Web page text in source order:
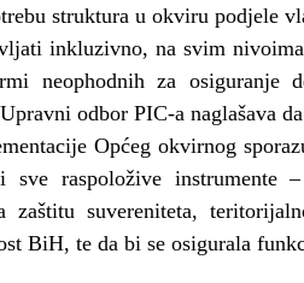
struktura u okviru podjele
inkluzivno, na svim
neophodnih za osiguranje
odbor PIC-a naglašava
Općeg okvirnog
sve raspoložive instrumente
zaštitu suvereniteta,
BiH, te da bi se osigurala